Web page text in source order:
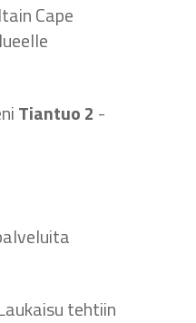
Cape
Tiantuo 2 -
tehtiin